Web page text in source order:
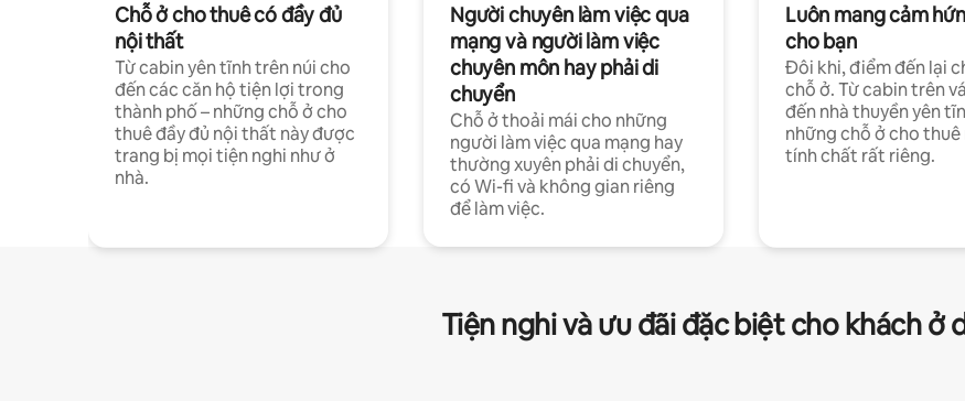
Chỗ ở cho thuê có đầy đủ
nội thất
Từ cabin yên tĩnh trên núi cho
đến các căn hộ tiện lợi trong
thành phố – những chỗ ở cho
thuê đầy đủ nội thất này được
trang bị mọi tiện nghi như ở
nhà.
Người chuyên làm việc qua
mạng và người làm việc
chuyên môn hay phải di
chuyển
Chỗ ở thoải mái cho những
người làm việc qua mạng hay
thường xuyên phải di chuyển,
có Wi-fi và không gian riêng
để làm việc.
Luôn mang cảm
cho bạn
Đôi khi, điểm đến lại
chỗ ở. Từ cabin trên
đến nhà thuyền yên
những chỗ ở cho thuê
tính chất rất riêng.
Tiện nghi và ưu đãi đặc biệt cho khách ở